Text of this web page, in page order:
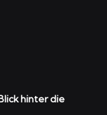
hinter die